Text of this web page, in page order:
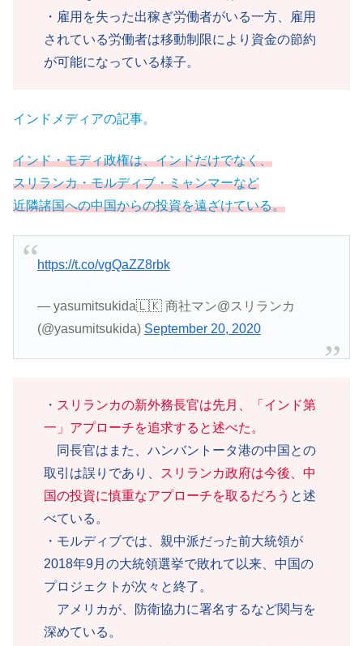
・雇用を失った出稼ぎ労働者がいる一方、雇用
されている労働者は移動制限により資金の節約
が可能になっている様子。
インドメディアの記事。
インド・モディ政権は、インドだけでなく、
スリランカ・モルディブ・ミャンマーなど
近隣諸国への中国からの投資を遠ざけている。
https://t.co/vgQaZZ8rbk
— yasumitsukida🇱🇰 商社マン@スリランカ
(@yasumitsukida) September 20, 2020
・ スリランカの新外務長官は先月、「インド第
一」アプローチを追求すると述べた。
同長官はまた、ハンバントータ港の中国との
取引は誤りであり、
スリランカ政府は今後、中
国の投資に慎重なアプローチを取るだろう と述
べている。
・モルディブでは、親中派だった前大統領が
2018年9月の大統領選挙で敗れて以来、中国の
プロジェクトが次々と終了。
アメリカが、防衛協力に署名するなど関与を
深めている。